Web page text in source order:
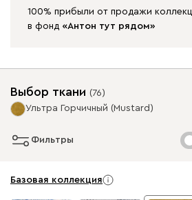
100% прибыли от продажи
в фонд «Антон тут рядом»
Выбор ткани (76)
Ультра Горчичный (Mustard)
Фильтры
Базовая коллекция